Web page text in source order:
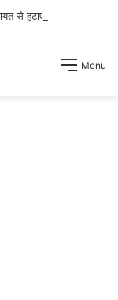
से हटाए गए ।
Menu